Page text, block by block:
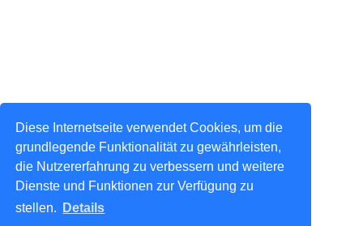
Diese Internetseite verwendet Cookies, um die
grundlegende Funktionalität zu gewährleisten,
die Nutzererfahrung zu verbessern und weitere
Dienste und Funktionen zur Verfügung zu
stellen.
Details